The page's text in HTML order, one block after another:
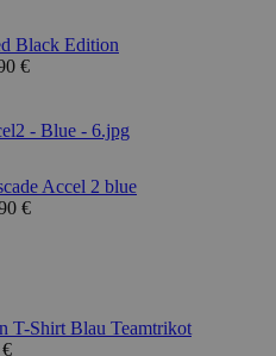
Black Edition
€
Accel 2 blue
€
T-Shirt Blau Teamtrikot